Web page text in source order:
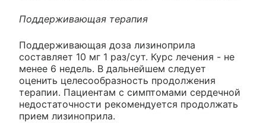
Поддерживающая терапия
Поддерживающая доза лизиноприла
составляет 10 мг 1 раз/сут. Курс лечения - не
менее 6 недель. В дальнейшем следует
оценить целесообразность продолжения
терапии. Пациентам с симптомами сердечной
недостаточности рекомендуется продолжать
прием лизиноприла.